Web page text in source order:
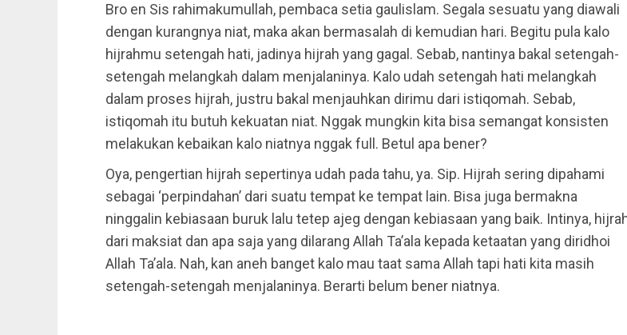
Bro en Sis rahimakumullah, pembaca setia gaulislam. Segala sesuatu yang diawali
dengan kurangnya niat, maka akan bermasalah di kemudian hari. Begitu pula kalo
hijrahmu setengah hati, jadinya hijrah yang gagal. Sebab, nantinya bakal setengah-
setengah melangkah dalam menjalaninya. Kalo udah setengah hati melangkah
dalam proses hijrah, justru bakal menjauhkan dirimu dari istiqomah. Sebab,
istiqomah itu butuh kekuatan niat. Nggak mungkin kita bisa semangat konsisten
melakukan kebaikan kalo niatnya nggak full. Betul apa bener?
Oya, pengertian hijrah sepertinya udah pada tahu, ya. Sip. Hijrah sering dipahami
sebagai ‘perpindahan’ dari suatu tempat ke tempat lain. Bisa juga bermakna
ninggalin kebiasaan buruk lalu tetep ajeg dengan kebiasaan yang baik. Intinya,
dari maksiat dan apa saja yang dilarang Allah Ta’ala kepada ketaatan yang diridhoi
Allah Ta’ala. Nah, kan aneh banget kalo mau taat sama Allah tapi hati kita masih
setengah-setengah menjalaninya. Berarti belum bener niatnya.